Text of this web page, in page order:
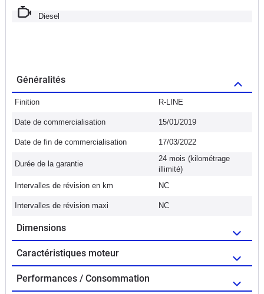
Diesel
Généralités
Finition R-LINE
Date de commercialisation 15/01/2019
Date de fin de commercialisation 17/03/2022
Durée de la garantie
24 mois (kilométrage
illimité)
Intervalles de révision en km
NC
Intervalles de révision maxi NC
Dimensions
Caractéristiques moteur
Performances / Consommation